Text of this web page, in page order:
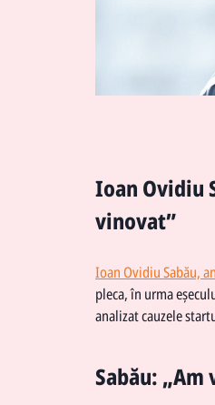
Ioan Ovidiu
vinovat”
Ioan Ovidiu Sabău,
pleca, în urma
analizat cauzele
Sabău: